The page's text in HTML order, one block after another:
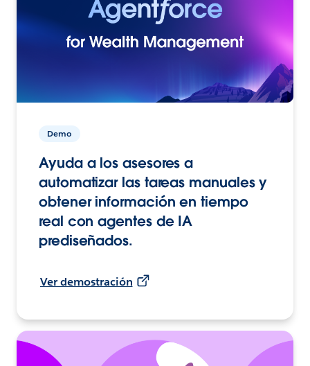
Demo
Ayuda a los asesores a
automatizar las tareas manuales y
obtener información en tiempo
real con agentes de IA
prediseñados.
Ver demostración